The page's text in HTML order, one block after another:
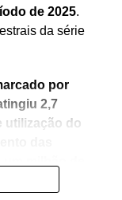
de 2025.
da série
por
2,7
utilização do